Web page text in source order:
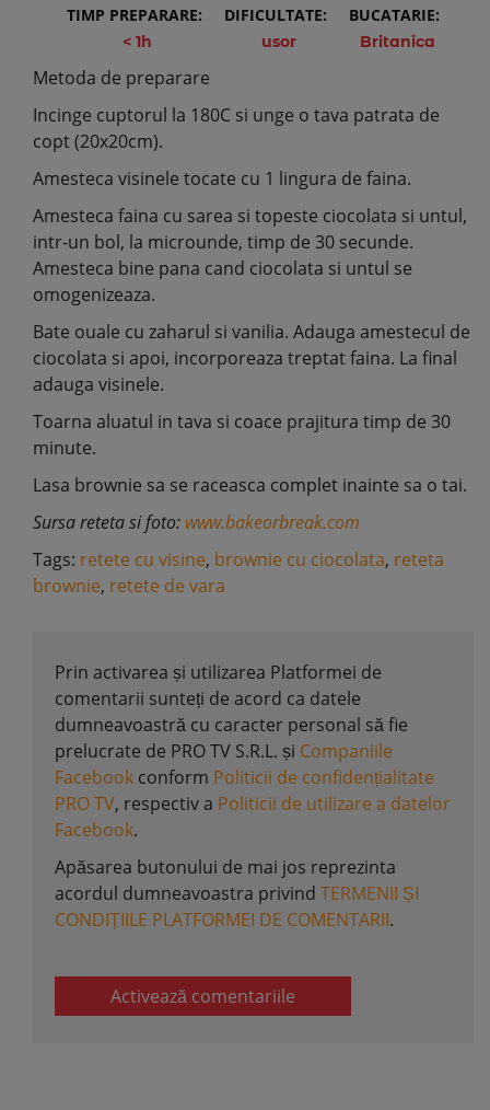
TIMP PREPARARE:
< 1h
DIFICULTATE:
usor
BUCATARIE:
Britanica
Metoda de preparare
Incinge cuptorul la 180C si unge o tava patrata de
copt (20x20cm).
Amesteca visinele tocate cu 1 lingura de faina.
Amesteca faina cu sarea si topeste ciocolata si untul,
intr-un bol, la microunde, timp de 30 secunde.
Amesteca bine pana cand ciocolata si untul se
omogenizeaza.
Bate ouale cu zaharul si vanilia. Adauga amestecul de
ciocolata si apoi, incorporeaza treptat faina. La final
adauga visinele.
Toarna aluatul in tava si coace prajitura timp de 30
minute.
Lasa brownie sa se raceasca complet inainte sa o tai.
Sursa reteta si foto: www.bakeorbreak.com
Tags: retete cu visine, brownie cu ciocolata, reteta
brownie, retete de vara
Prin activarea și utilizarea Platformei de
comentarii sunteți de acord ca datele
dumneavoastră cu caracter personal să fie
prelucrate de PRO TV S.R.L. și Companiile
Facebook conform Politicii de confidențialitate
PRO TV, respectiv a Politicii de utilizare a datelor
Facebook.
Apăsarea butonului de mai jos reprezinta
acordul dumneavoastra privind TERMENII ȘI
CONDIȚIILE PLATFORMEI DE COMENTARII.
Activează comentariile